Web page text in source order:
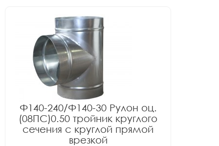
Ф140-240/Ф140-30 Рулон оц.
(08ПС)0.50 тройник круглого
сечения с круглой прямой
врезкой